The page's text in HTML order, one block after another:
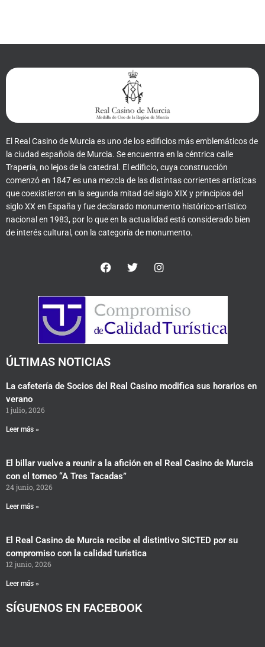
El Real Casino de Murcia es uno de los edificios más emblemáticos de
la ciudad española de Murcia. Se encuentra en la céntrica calle
Trapería, no lejos de la catedral. El edificio, cuya construcción
comenzó en 1847 es una mezcla de las distintas corrientes artísticas
que coexistieron en la segunda mitad del siglo XIX y principios del
siglo XX en España y fue declarado monumento histórico-artístico
nacional en 1983, por lo que en la actualidad está considerado bien
de interés cultural, con la categoría de monumento.
F
a
e
b
o
o
k
T
w
t
e
r
I
n
t
g
r
a
m
ÚLTIMAS NOTICIAS
La cafetería de Socios del Real Casino modifica sus horarios en
verano
1 julio, 2026
Leer más »
El billar vuelve a reunir a la afición en el Real Casino de Murcia
con el torneo “A Tres Tacadas”
24 junio, 2026
Leer más »
El Real Casino de Murcia recibe el distintivo SICTED por su
compromiso con la calidad turística
12 junio, 2026
Leer más »
SÍGUENOS EN FACEBOOK